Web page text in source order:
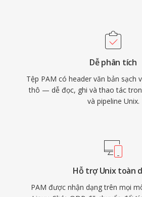
Dễ phân tích
Tệp PAM có header văn bản sạch
thô — dễ đọc, ghi và thao tác
và pipeline Unix.
Hỗ trợ Unix toàn
PAM được nhận dạng trên mọi